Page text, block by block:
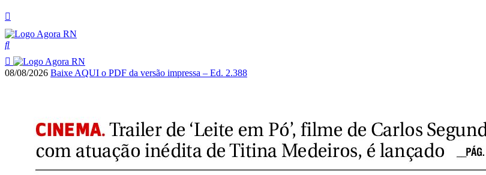
08/08/2026 Baixe AQUI o PDF da versão impressa – Ed. 2.388